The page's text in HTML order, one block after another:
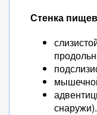
Стенка
снаружи).